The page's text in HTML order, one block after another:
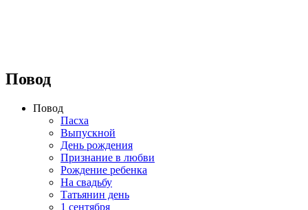
Повод
Повод
Пасха
Выпускной
День рождения
Признание в любви
Рождение ребенка
На свадьбу
Татьянин день
1 сентября